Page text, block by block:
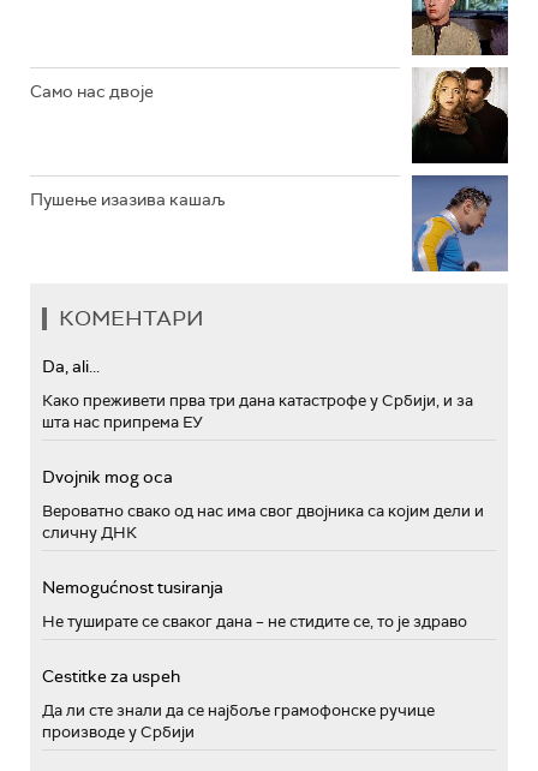
Само нас двоје
Пушење изазива кашаљ
КОМЕНТАРИ
Da, ali...
Како преживети прва три дана катастрофе у Србији, и за
шта нас припрема ЕУ
Dvojnik mog oca
Вероватно свако од нас има свог двојника са којим дели и
сличну ДНК
Nemogućnost tusiranja
Не туширате се сваког дана – не стидите се, то је здраво
Cestitke za uspeh
Да ли сте знали да се најбоље грамофонске ручице
производе у Србији